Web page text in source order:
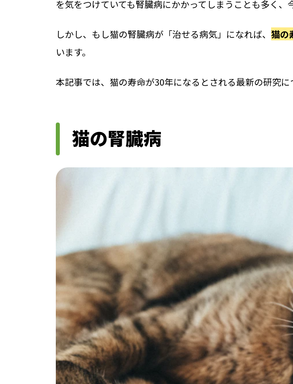
を気をつけていても腎臓病にかかってしまうことも多く、
しかし、もし猫の腎臓病が「治せる病気」になれば、 猫の
います。
本記事では、猫の寿命が30年になるとされる最新の研究
猫の腎臓病